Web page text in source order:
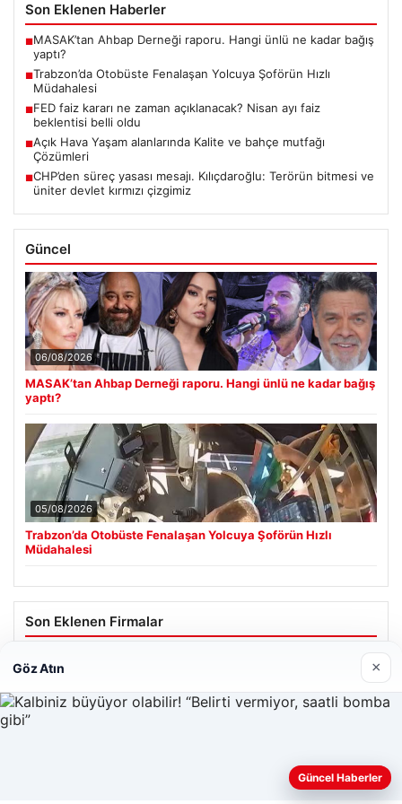
Son Eklenen Haberler
■MASAK’tan Ahbap Derneği raporu. Hangi ünlü ne kadar bağış
yaptı?
■Trabzon’da Otobüste Fenalaşan Yolcuya Şoförün Hızlı
Müdahalesi
■FED faiz kararı ne zaman açıklanacak? Nisan ayı faiz
beklentisi belli oldu
■Açık Hava Yaşam alanlarında Kalite ve bahçe mutfağı
Çözümleri
■CHP’den süreç yasası mesajı. Kılıçdaroğlu: Terörün bitmesi ve
üniter devlet kırmızı çizgimiz
Güncel
06/08/2026
MASAK’tan Ahbap Derneği raporu. Hangi ünlü ne kadar bağış
yaptı?
05/08/2026
Trabzon’da Otobüste Fenalaşan Yolcuya Şoförün Hızlı
Müdahalesi
Son Eklenen Firmalar
Cengiz Sigorta
Web sitemizi nasıl kullandığınızı daha iyi anlayabilmek,
Göz Atın ×
Güncel Haberler